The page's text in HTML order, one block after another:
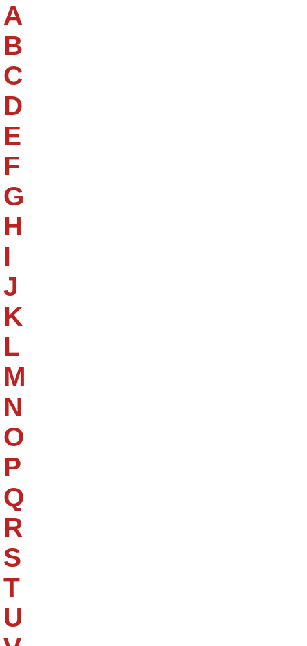
A
B
C
D
E
F
G
H
I
J
K
L
M
N
O
P
Q
R
S
T
U